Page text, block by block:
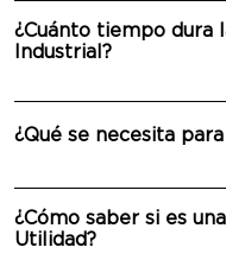
¿Cuánto tiempo dura
Industrial?
¿Qué se necesita
¿Cómo saber si es
Utilidad?